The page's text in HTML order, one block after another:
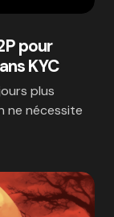
pour
KYC
plus
ne nécessite